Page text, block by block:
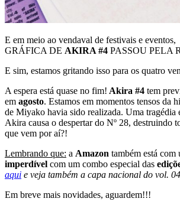
E em meio ao vendaval de festivais e
GRÁFICA DE AKIRA #4 PASSOU PELA
E sim, estamos gritando isso para os quatro
A espera está quase no fim! Akira #4 tem
em agosto. Estamos em momentos tensos da
de Miyako havia sido realizada. Uma tragédia
Akira causa o despertar do Nº 28,
que vem por aí?!
Lembrando que: a Amazon também está com
imperdível com um combo especial das
aqui e veja também a capa nacional do vol.
Em breve mais novidades, aguardem!!!